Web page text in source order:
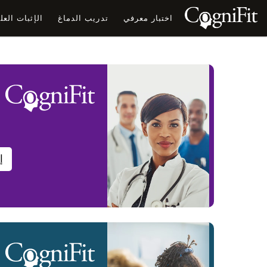
اختبار معرفي تدريب الدماغ الإثبات